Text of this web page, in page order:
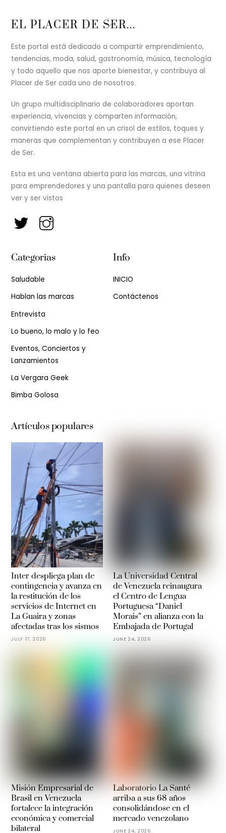
Back
Top
EL PLACER DE SER...
Este portal está dedicado a compartir emprendimiento,
tendencias, moda, salud, gastronomía, música, tecnología
y todo aquello que nos aporte bienestar, y contribuya al
Placer de Ser cada uno de nosotros.
Un grupo multidisciplinario de colaboradores aportan
experiencia, vivencias y comparten información,
convirtiendo este portal en un crisol de estilos, toques y
maneras que complementan y contribuyen a ese Placer
de Ser.
Esta es una ventana abierta para las marcas, una vitrina
para emprendedores y una pantalla para quienes deseen
ver y ser vistos
Categorias
Saludable
Hablan las marcas
Entrevista
Lo bueno, lo malo y lo feo
Eventos, Conciertos y
Lanzamientos
La Vergara Geek
Bimba Golosa
Info
INICIO
Contáctenos
Artículos populares
Inter despliega plan de
contingencia y avanza en
la restitución de los
servicios de Internet en
La Guaira y zonas
afectadas tras los sismos
JULY 17, 2026
La Universidad Central
de Venezuela reinaugura
el Centro de Lengua
Portuguesa “Daniel
Morais” en alianza con la
Embajada de Portugal
JUNE 24, 2026
Misión Empresarial de
Brasil en Venezuela
fortalece la integración
económica y comercial
bilateral
Laboratorio La Santé
arriba a sus 68 años
consolidándose en el
mercado venezolano
JUNE 24, 2026